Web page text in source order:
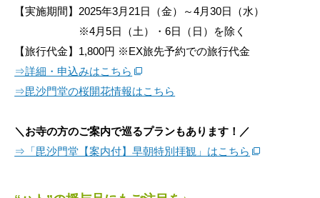
【実施期間】2025年3月21日（金）～4月30日（水）
※4月5日（土）・6日（日）を除く
【旅行代金】1,800円 ※EX旅先予約での旅行代金
⇒詳細・申込みはこちら
⇒毘沙門堂の桜開花情報はこちら
＼お寺の方のご案内で巡るプランもあります！／
⇒「毘沙門堂【案内付】早朝特別拝観」はこちら